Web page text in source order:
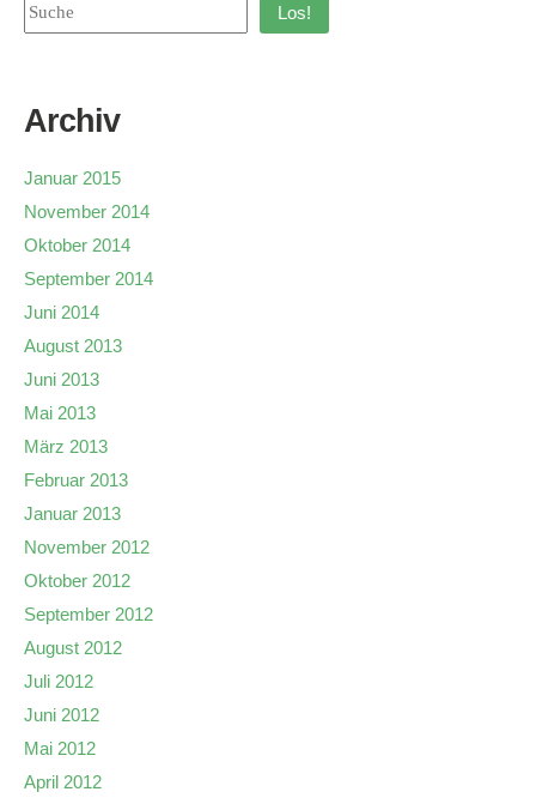
Los!
Archiv
Januar 2015
November 2014
Oktober 2014
September 2014
Juni 2014
August 2013
Juni 2013
Mai 2013
März 2013
Februar 2013
Januar 2013
November 2012
Oktober 2012
September 2012
August 2012
Juli 2012
Juni 2012
Mai 2012
April 2012